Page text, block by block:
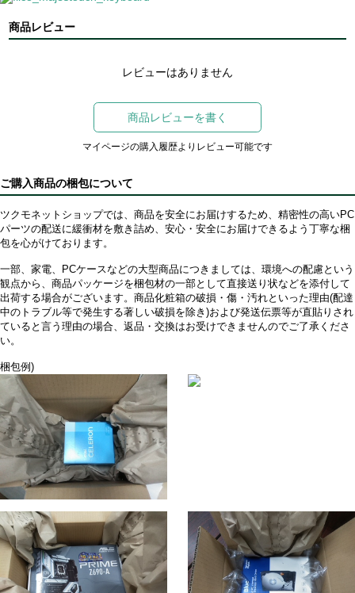
商品レビュー
レビューはありません
商品レビューを書く
マイページの購入履歴よりレビュー可能です
ご購入商品の梱包について
ツクモネットショップでは、商品を安全にお届けするため、精密性の高いPC
パーツの配送に緩衝材を敷き詰め、安心・安全にお届けできるよう丁寧な梱
包を心がけております。
一部、家電、PCケースなどの大型商品につきましては、環境への配慮という
観点から、商品パッケージを梱包材の一部として直接送り状などを添付して
出荷する場合がございます。商品化粧箱の破損・傷・汚れといった理由(配達
中のトラブル等で発生する著しい破損を除き)および発送伝票等が直貼りされ
ていると言う理由の場合、返品・交換はお受けできませんのでご了承くださ
い。
梱包例)